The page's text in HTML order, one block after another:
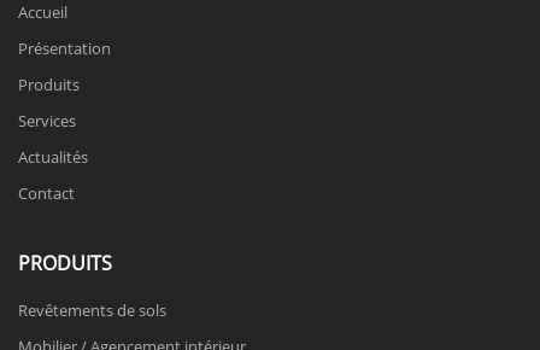
Accueil
Présentation
Produits
Services
Actualités
Contact
PRODUITS
Revêtements de sols